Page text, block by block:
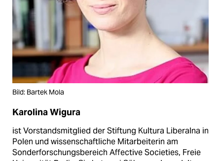
Bild: Bartek Mola
Karolina Wigura
ist Vorstandsmitglied der Stiftung Kultura Liberalna in
Polen und wissenschaftliche Mitarbeiterin am
Sonderforschungsbereich Affective Societies, Freie